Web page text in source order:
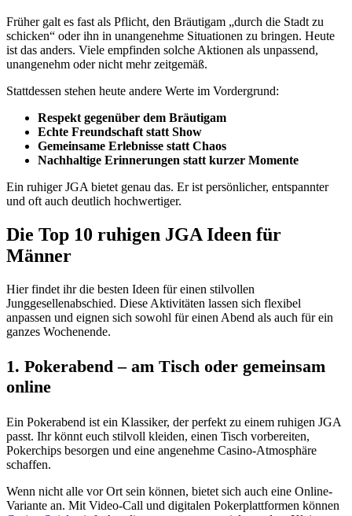
Früher galt es fast als Pflicht, den Bräutigam „durch die Stadt zu
schicken“ oder ihn in unangenehme Situationen zu bringen. Heute
ist das anders. Viele empfinden solche Aktionen als unpassend,
unangenehm oder nicht mehr zeitgemäß.
Stattdessen stehen heute andere Werte im Vordergrund:
Respekt gegenüber dem Bräutigam
Echte Freundschaft statt Show
Gemeinsame Erlebnisse statt Chaos
Nachhaltige Erinnerungen statt kurzer Momente
Ein ruhiger JGA bietet genau das. Er ist persönlicher, entspannter
und oft auch deutlich hochwertiger.
Die Top 10 ruhigen JGA Ideen für
Männer
Hier findet ihr die besten Ideen für einen stilvollen
Junggesellenabschied. Diese Aktivitäten lassen sich flexibel
anpassen und eignen sich sowohl für einen Abend als auch für ein
ganzes Wochenende.
1. Pokerabend – am Tisch oder gemeinsam
online
Ein Pokerabend ist ein Klassiker, der perfekt zu einem ruhigen JGA
passt. Ihr könnt euch stilvoll kleiden, einen Tisch vorbereiten,
Pokerchips besorgen und eine angenehme Casino-Atmosphäre
schaffen.
Wenn nicht alle vor Ort sein können, bietet sich auch eine Online-
Variante an. Mit Video-Call und digitalen Pokerplattformen können